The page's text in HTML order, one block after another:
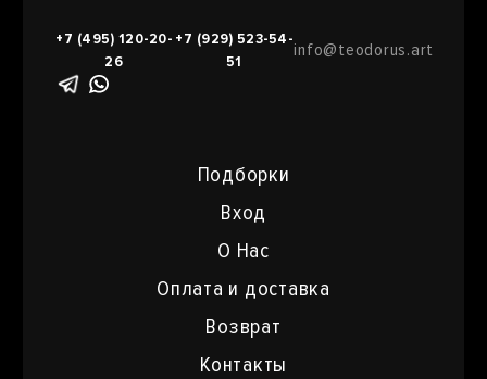
Подборки
Вход
О Нас
Оплата и доставка
Возврат
Контакты
+7 (495) 120-20-
26
+7 (929) 523-54-
51
info@teodorus.art